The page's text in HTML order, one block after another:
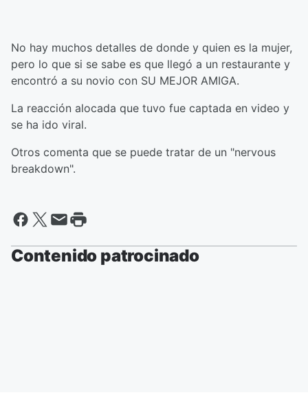
No hay muchos detalles de donde y quien es la mujer,
pero lo que si se sabe es que llegó a un restaurante y
encontró a su novio con SU MEJOR AMIGA.
La reacción alocada que tuvo fue captada en video y
se ha ido viral.
Otros comenta que se puede tratar de un "nervous
breakdown".
Contenido patrocinado